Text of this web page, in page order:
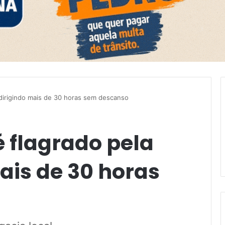
mais de 30 horas sem descanso
flagrado pela
de 30 horas